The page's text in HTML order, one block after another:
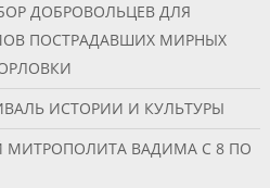
ДОБРОВОЛЬЦЕВ ДЛЯ
ПОСТРАДАВШИХ МИРНЫХ
ИСТОРИИ И КУЛЬТУРЫ
ВАДИМА С 8 ПО